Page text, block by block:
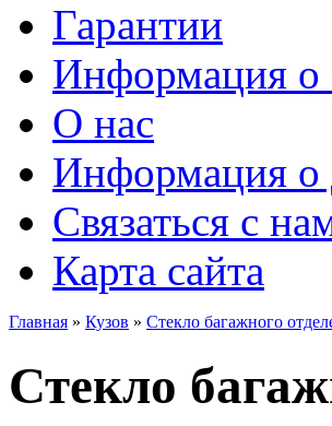
Гарантии
Информация о
О нас
Информация о
Связаться с
Карта сайта
Главная » Кузов » Стекло багажного
Стекло